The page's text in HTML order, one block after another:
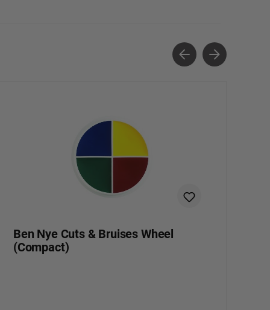
Ben Nye Cuts & Bruises Wheel
(Compact)